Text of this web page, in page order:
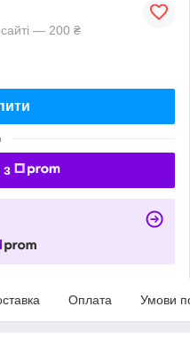
— 200 ₴
з
Оплата Умови